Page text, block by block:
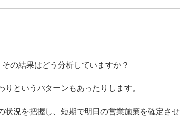
の結果はどう分析していますか？
というパターンもあったりします。
況を把握し、短期で明日の営業施策を確定させ